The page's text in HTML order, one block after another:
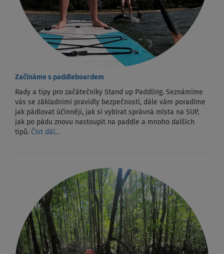
Začínáme s paddleboardem
Rady a tipy pro začátečníky Stand up Paddling. Seznámíme
vás se základními pravidly bezpečnosti, dále vám poradíme
jak pádlovat účinněji, jak si vybírat správná místa na SUP,
jak po pádu znovu nastoupit na paddle a mnoho dalších
tipů. Číst dál...